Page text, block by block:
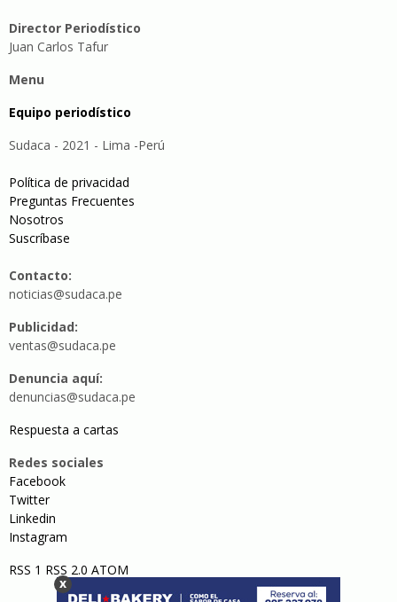
Director Periodístico
Juan Carlos Tafur
Menu
Equipo periodístico
Sudaca - 2021 - Lima -Perú
Política de privacidad
Preguntas Frecuentes
Nosotros
Suscríbase
Contacto:
noticias@sudaca.pe
Publicidad:
ventas@sudaca.pe
Denuncia aquí:
denuncias@sudaca.pe
Respuesta a cartas
Redes sociales
Facebook
Twitter
Linkedin
Instagram
RSS 1 RSS 2.0 ATOM
x